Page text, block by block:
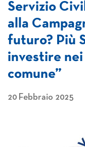
Servizio
alla
futuro? Più
investire nei
comune”
20 Febbraio 2025